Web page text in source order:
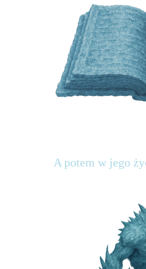
A potem w jego